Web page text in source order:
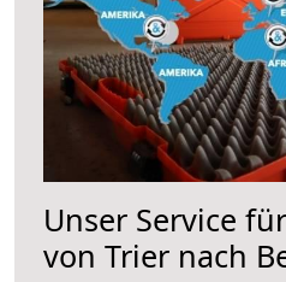
Unser Service
von Trier nach